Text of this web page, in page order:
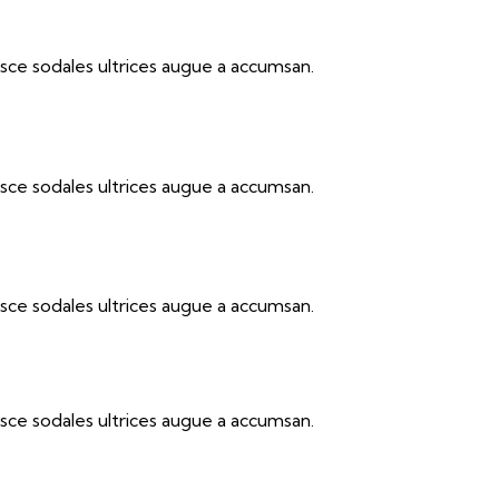
sodales ultrices augue a accumsan.
sodales ultrices augue a accumsan.
sodales ultrices augue a accumsan.
sodales ultrices augue a accumsan.